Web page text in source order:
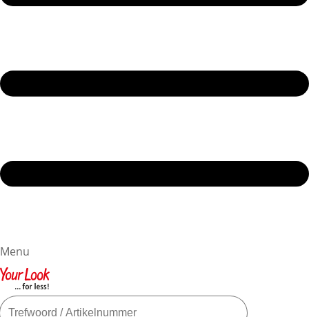
Menu